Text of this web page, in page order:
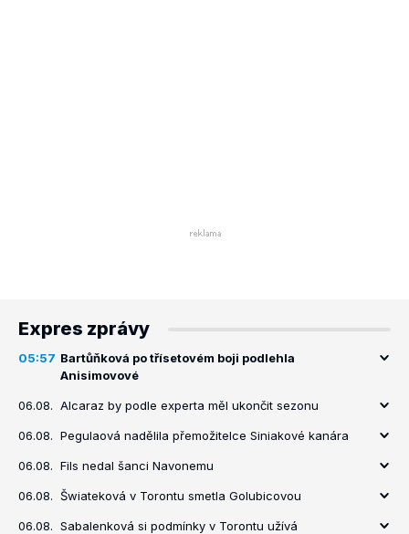
Expres zprávy
05:57 Bartůňková po třísetovém boji podlehla
Anisimovové
06.08. Alcaraz by podle experta měl ukončit sezonu
06.08. Pegulaová nadělila přemožitelce Siniakové kanára
06.08. Fils nedal šanci Navonemu
06.08. Šwiateková v Torontu smetla Golubicovou
06.08. Sabalenková si podmínky v Torontu užívá